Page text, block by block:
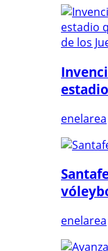
enelarea
enelarea